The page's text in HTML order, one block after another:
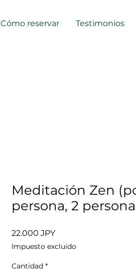
Cómo reservar Testimonios
Meditación Zen
persona, 2
22.000 JPYPrecio
Impuesto excluido
Cantidad *